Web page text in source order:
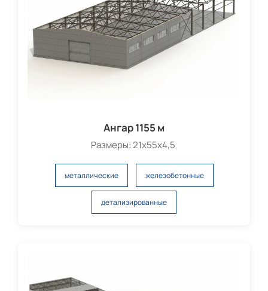
Ангар 1155 м
Размеры: 21х55х4,5
металлические железобетонные
детализированные